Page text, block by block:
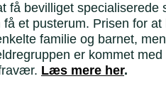
få bevilliget specialiserede
et pusterum. Prisen for at
familie og barnet,
er kommet med
Læs mere her.